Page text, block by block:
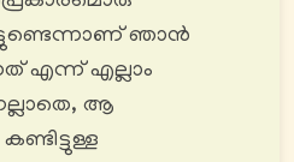
ഞാൻ
എന്ന് എല്ലാം
ആ